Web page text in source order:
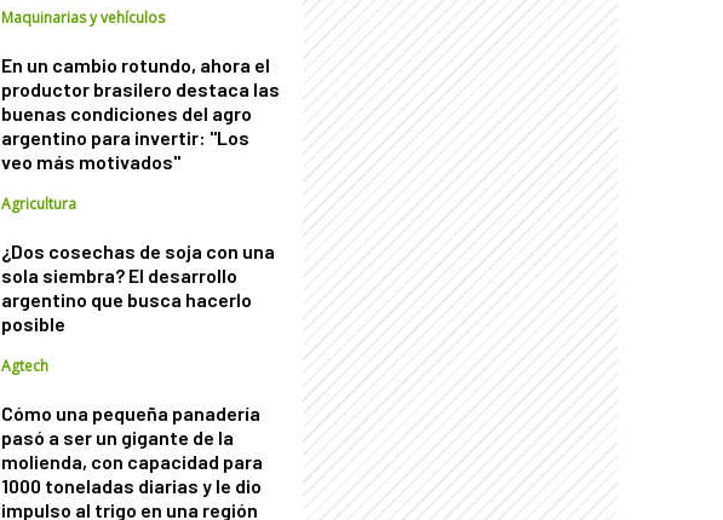
Maquinarias y vehículos
En un cambio rotundo, ahora el
productor brasilero destaca las
buenas condiciones del agro
argentino para invertir: "Los
veo más motivados"
Agricultura
¿Dos cosechas de soja con una
sola siembra? El desarrollo
argentino que busca hacerlo
posible
Agtech
Cómo una pequeña panadería
pasó a ser un gigante de la
molienda, con capacidad para
1000 toneladas diarias y le dio
impulso al trigo en una región